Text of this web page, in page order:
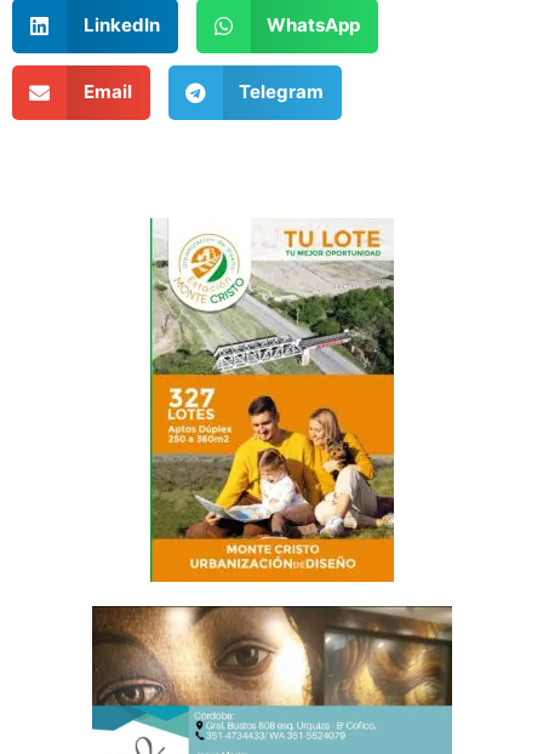
LinkedIn WhatsApp
Email Telegram